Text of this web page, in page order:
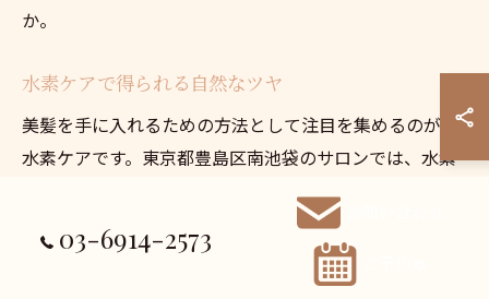
か。
水素ケアで得られる自然なツヤ
美髪を手に入れるための方法として注目を集めるのが、
水素ケアです。東京都豊島区南池袋のサロンでは、水素
のトリートメントは、髪の内部に水素分子を浸透させる
ことで、ダメージを修復し、自然なツヤを取り戻す効果
があります。水素の特性を活かし、髪本来の美しさを引
03-6914-2573